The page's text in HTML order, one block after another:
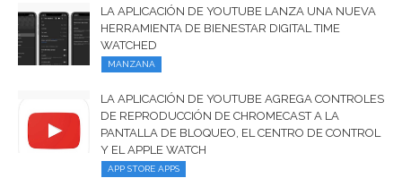
LA APLICACIÓN DE YOUTUBE LANZA UNA NUEVA
HERRAMIENTA DE BIENESTAR DIGITAL TIME
WATCHED
MANZANA
LA APLICACIÓN DE YOUTUBE AGREGA CONTROLES
DE REPRODUCCIÓN DE CHROMECAST A LA
PANTALLA DE BLOQUEO, EL CENTRO DE CONTROL
Y EL APPLE WATCH
APP STORE APPS